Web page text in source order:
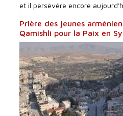
et il persévère encore
Prière des jeunes
Qamishli pour la Paix en